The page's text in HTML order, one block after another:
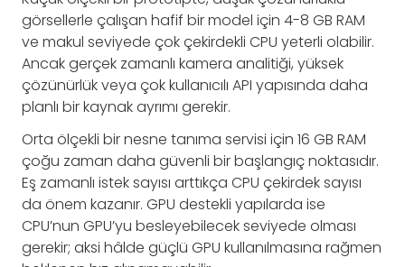
görsellerle çalışan hafif bir model için 4-8 GB RAM
ve makul seviyede çok çekirdekli CPU yeterli olabilir.
Ancak gerçek zamanlı kamera analitiği, yüksek
çözünürlük veya çok kullanıcılı API yapısında daha
planlı bir kaynak ayrımı gerekir.
Orta ölçekli bir nesne tanıma servisi için 16 GB RAM
çoğu zaman daha güvenli bir başlangıç noktasıdır.
Eş zamanlı istek sayısı arttıkça CPU çekirdek sayısı
da önem kazanır. GPU destekli yapılarda ise
CPU’nun GPU’yu besleyebilecek seviyede olması
gerekir; aksi hâlde güçlü GPU kullanılmasına rağmen